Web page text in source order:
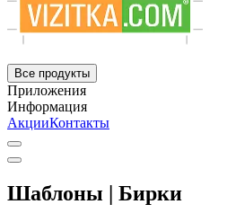
Все продукты
Приложения
Информация
АкцииКонтакты
Шаблоны | Бирки